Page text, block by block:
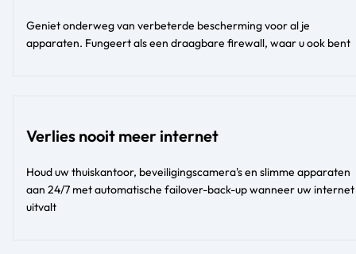
Geniet onderweg van verbeterde bescherming voor al je
apparaten. Fungeert als een draagbare firewall, waar u ook bent
Verlies nooit meer internet
Houd uw thuiskantoor, beveiligingscamera's en slimme apparaten
aan 24/7 met automatische failover-back-up wanneer uw internet
uitvalt